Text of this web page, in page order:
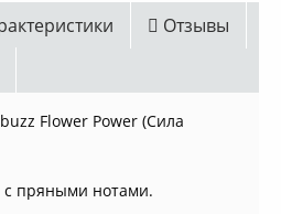
Отзывы
Flower Power (Сила
с пряными нотами.